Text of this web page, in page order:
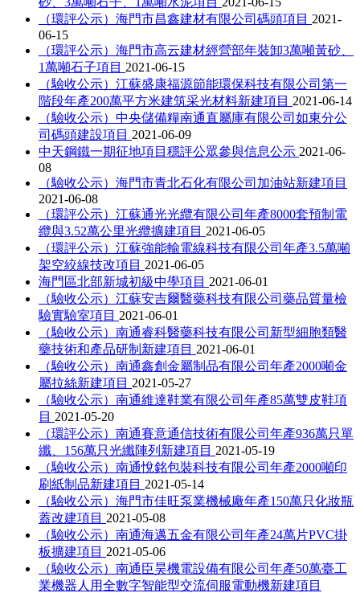
（環評公示）海門市昌鑫建材有限公司碼頭項目 2021-
06-15
（環評公示）海門市高云建材經營部年裝卸3萬噸黃砂、
1萬噸石子項目 2021-06-15
（驗收公示）江蘇盛康福源節能環保科技有限公司第一
階段年產200萬平方米建筑采光材料新建項目 2021-06-14
（驗收公示）中央儲備糧南通直屬庫有限公司如東分公
司碼頭建設項目 2021-06-09
中天鋼鐵一期征地項目穩評公眾參與信息公示 2021-06-
08
（驗收公示）海門市青北石化有限公司加油站新建項目
2021-06-08
（環評公示）江蘇通光光纜有限公司年產8000套預制電
纜與3.52萬公里光纜擴建項目 2021-06-05
（環評公示）江蘇強能輸電線科技有限公司年產3.5萬噸
架空絞線技改項目 2021-06-05
海門區北部新城初級中學項目 2021-06-01
（驗收公示）江蘇安吉爾醫藥科技有限公司藥品質量檢
驗實驗室項目 2021-06-01
（驗收公示）南通睿科醫藥科技有限公司新型細胞類醫
藥技術和產品研制新建項目 2021-06-01
（驗收公示）南通鑫創金屬制品有限公司年產2000噸金
屬拉絲新建項目 2021-05-27
（驗收公示）南通維達鞋業有限公司年產85萬雙皮鞋項
目 2021-05-20
（環評公示）南通賽意通信技術有限公司年產936萬只單
纖、156萬只光纖陣列新建項目 2021-05-19
（驗收公示）南通悅銘包裝科技有限公司年產2000噸印
刷紙制品新建項目 2021-05-14
（驗收公示）海門市佳旺泵業機械廠年產150萬只化妝瓶
蓋改建項目 2021-05-08
（驗收公示）南通海邁五金有限公司年產24萬片PVC掛
板擴建項目 2021-05-06
（驗收公示）南通臣昊機電設備有限公司年產50萬臺工
業機器人用全數字智能型交流伺服電動機新建項目